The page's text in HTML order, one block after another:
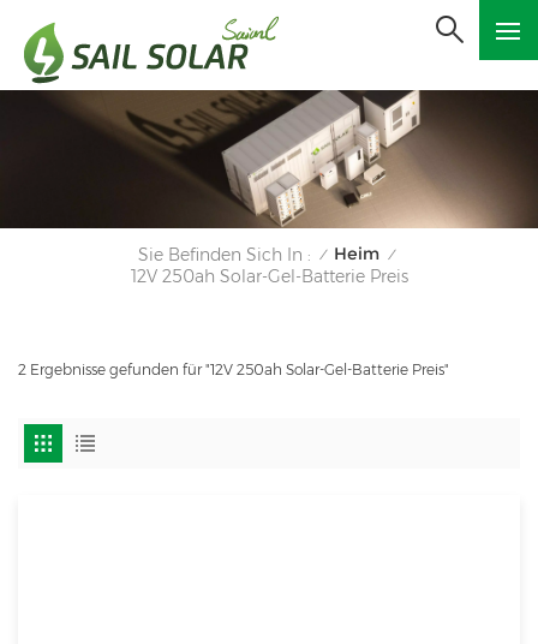
Sie Befinden Sich In : / Heim /
12V 250ah Solar-Gel-Batterie Preis
2 Ergebnisse gefunden für "12V 250ah Solar-Gel-Batterie Preis"